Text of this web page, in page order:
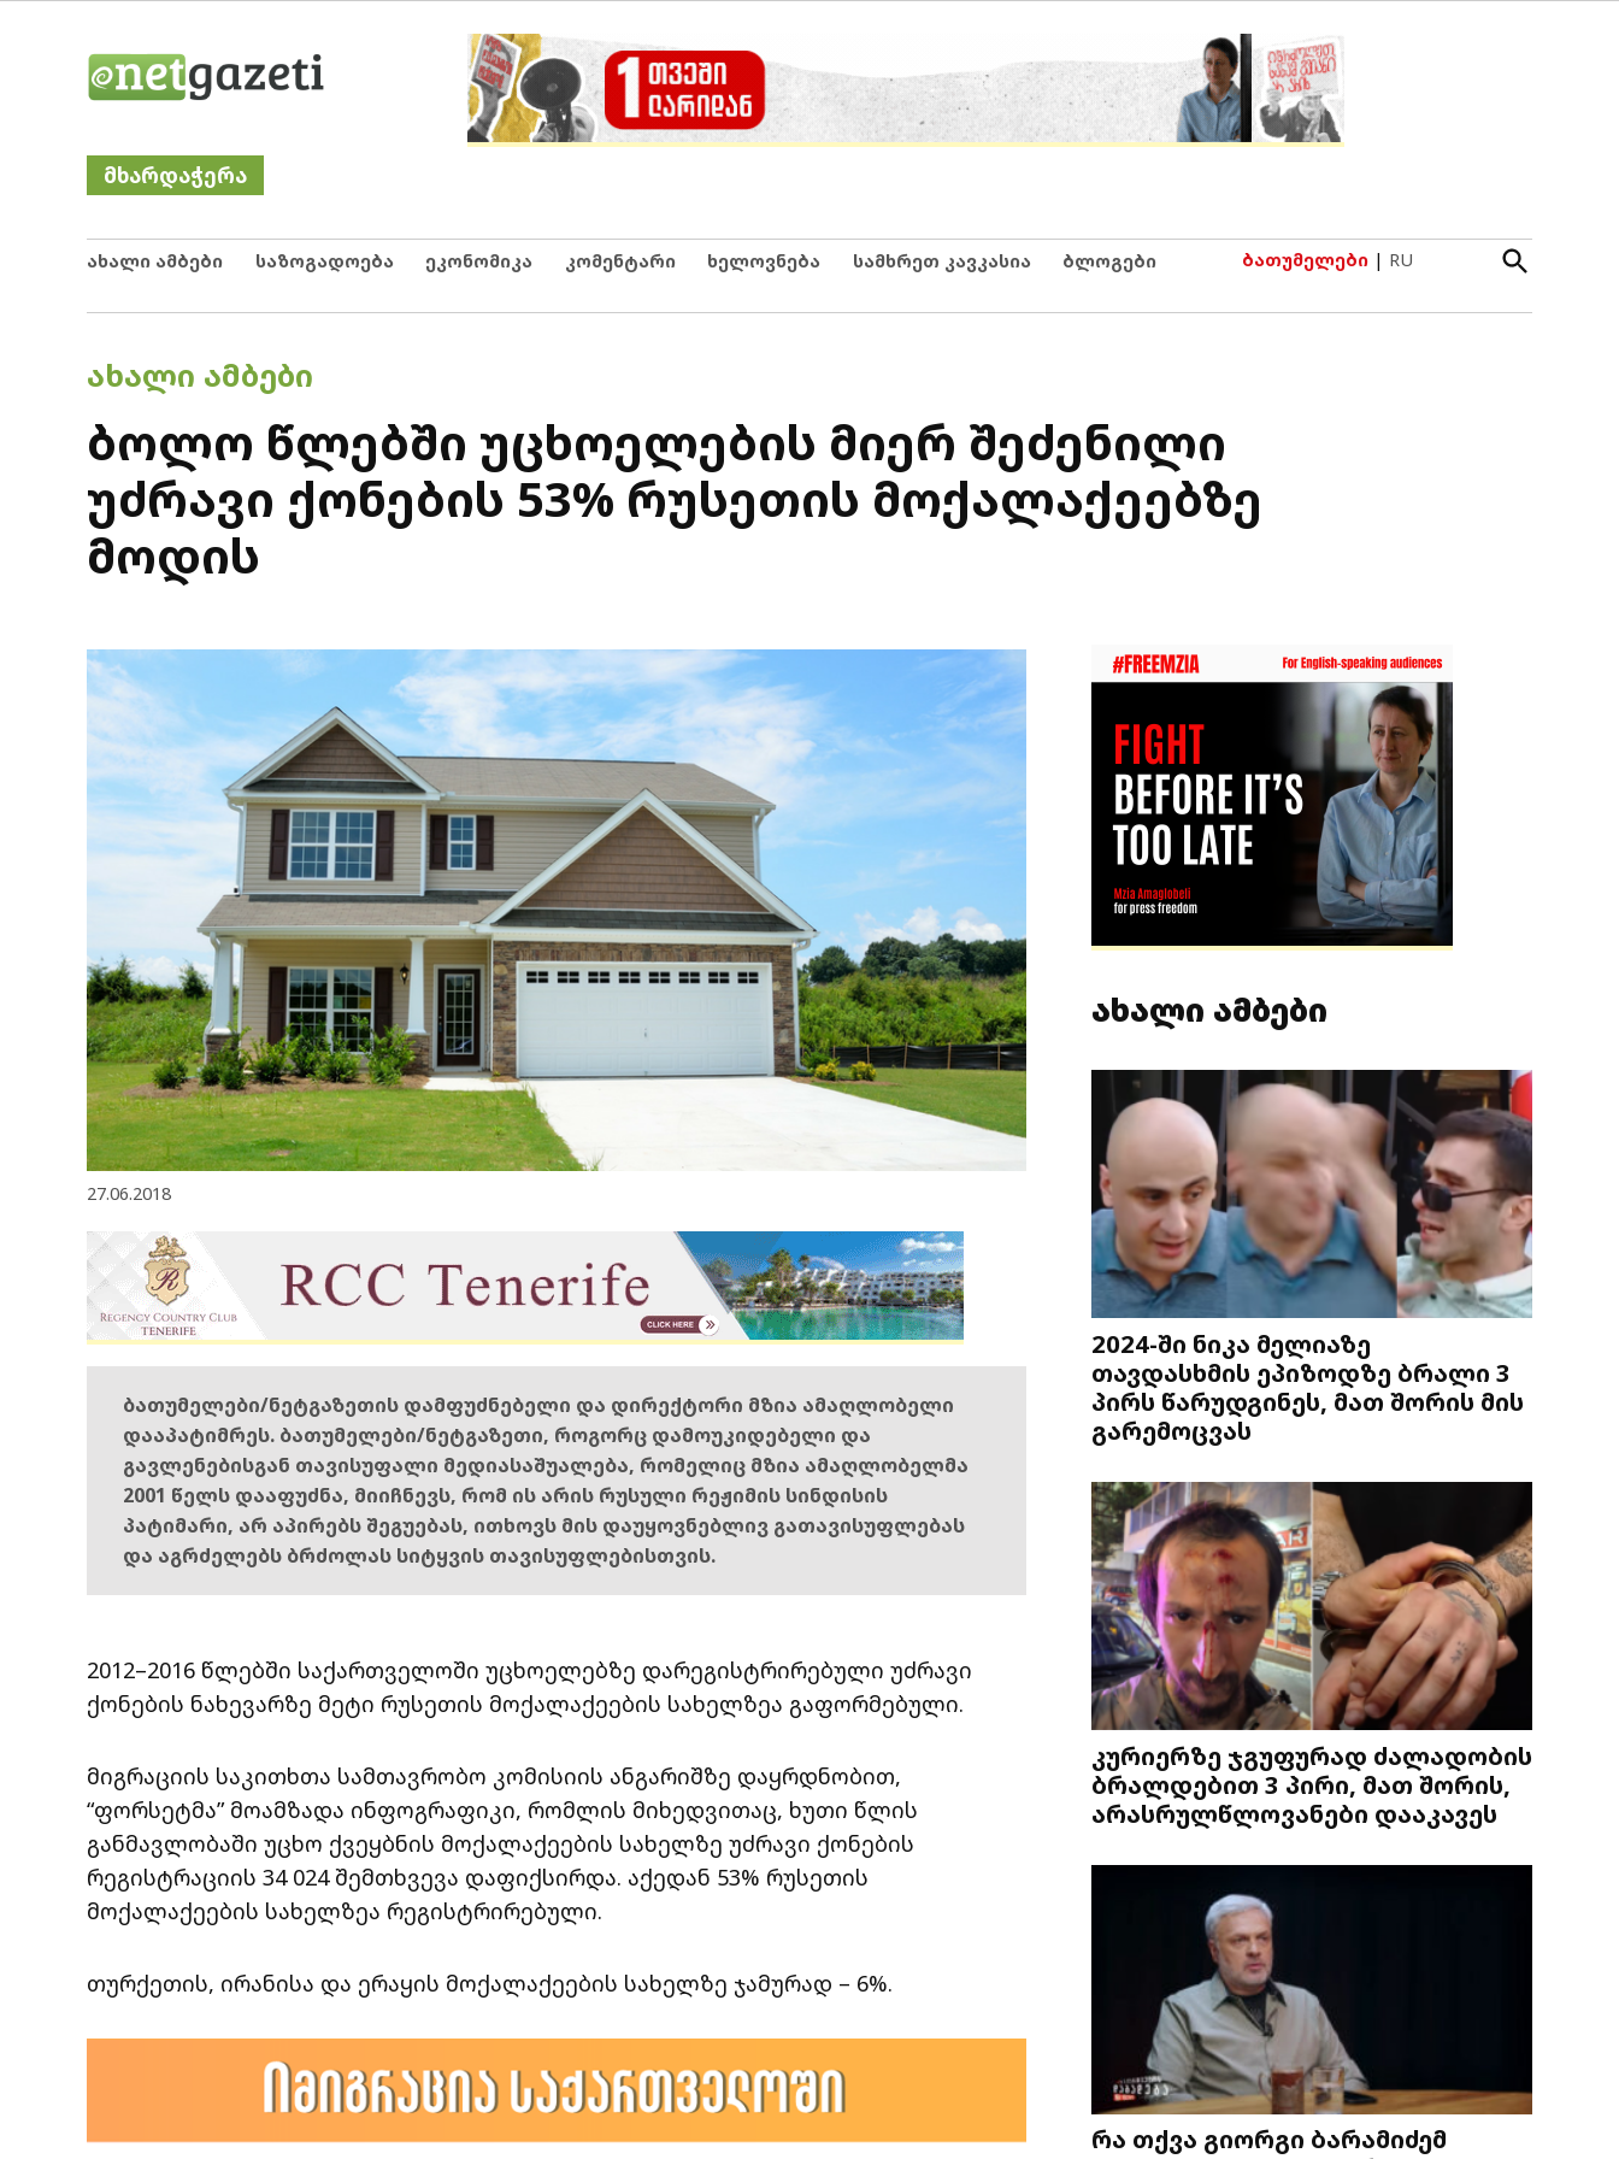
Netgazeti
მხარდაჭერა
ახალი ამბები საზოგადოება ეკონომიკა კომენტარი ხელოვნება სამხრეთ კავკასია ბლოგები ბათუმელები | RU
Open
Search
POSTED
ᲐᲮᲐᲚᲘ ᲐᲛᲑᲔᲑᲘ
ბოლო წლებში უცხოელების მიერ შეძენილი
უძრავი ქონების 53% რუსეთის მოქალაქეებზე
მოდის
27.06.2018
ბათუმელები/ნეტგაზეთის დამფუძნებელი და დირექტორი მზია ამაღლობელი
დააპატიმრეს. ბათუმელები/ნეტგაზეთი, როგორც დამოუკიდებელი და
გავლენებისგან თავისუფალი მედიასაშუალება, რომელიც მზია ამაღლობელმა
2001 წელს დააფუძნა, მიიჩნევს, რომ ის არის რუსული რეჟიმის სინდისის
პატიმარი, არ აპირებს შეგუებას, ითხოვს მის დაუყოვნებლივ გათავისუფლებას
და აგრძელებს ბრძოლას სიტყვის თავისუფლებისთვის.
2012–2016 წლებში საქართველოში უცხოელებზე დარეგისტრირებული უძრავი
ქონების ნახევარზე მეტი რუსეთის მოქალაქეების სახელზეა გაფორმებული.
მიგრაციის საკითხთა სამთავრობო კომისიის ანგარიშზე დაყრდნობით,
“ფორსეტმა” მოამზადა ინფოგრაფიკი, რომლის მიხედვითაც, ხუთი წლის
განმავლობაში უცხო ქვეყბნის მოქალაქეების სახელზე უძრავი ქონების
რეგისტრაციის 34 024 შემთხვევა დაფიქსირდა. აქედან 53% რუსეთის
მოქალაქეების სახელზეა რეგისტრირებული.
თურქეთის, ირანისა და ერაყის მოქალაქეების სახელზე ჯამურად – 6%.
ახალი ამბები
2024-ში ნიკა მელიაზე
თავდასხმის ეპიზოდზე ბრალი 3
პირს წარუდგინეს, მათ შორის მის
გარემოცვას
კურიერზე ჯგუფურად ძალადობის
ბრალდებით 3 პირი, მათ შორის,
არასრულწლოვანები დააკავეს
რა თქვა გიორგი ბარამიძემ